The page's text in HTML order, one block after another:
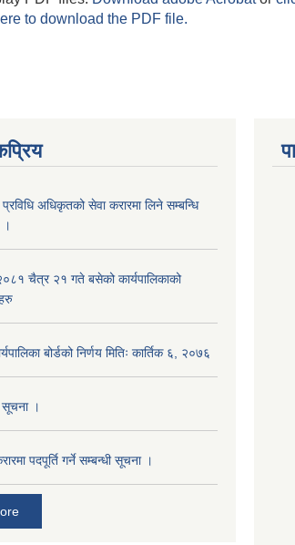
to download the PDF file.
अधिकृतको सेवा करारमा लिने सम्बन्धि
।
चैत्र २१ गते बसेको कार्यपालिकाको
बोर्डको निर्णय मितिः कार्तिक ६, २०७६
।
पदपूर्ति गर्ने सम्बन्धी सूचना ।